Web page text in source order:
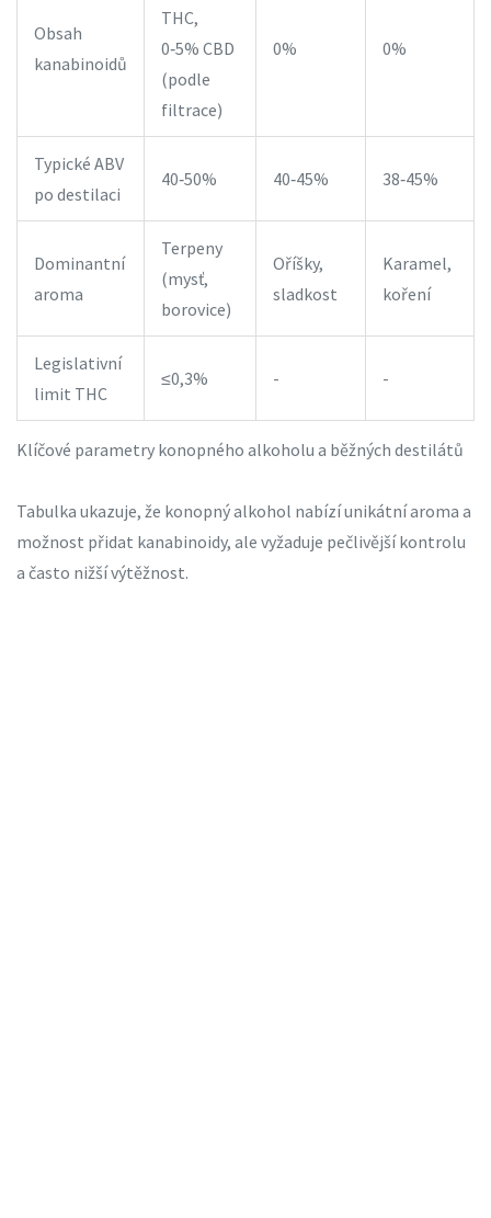
Klíčové parametry konopného alkoholu a běžných destilátů
Obsah
kanabinoidů
THC,
0‑5% CBD
(podle
filtrace)
0% 0%
Typické ABV
po destilaci
40‑50% 40‑45% 38‑45%
Dominantní
aroma
Terpeny
(mysť,
borovice)
Oříšky,
sladkost
Karamel,
koření
Legislativní
limit THC
≤0,3% - -
Tabulka ukazuje, že konopný alkohol nabízí unikátní aroma a
možnost přidat kanabinoidy, ale vyžaduje pečlivější kontrolu
a často nižší výtěžnost.